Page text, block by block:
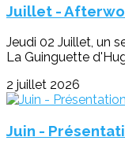
Juillet -
Jeudi 02 Juillet, un
La Guinguette
2 juillet 2026
Juin -